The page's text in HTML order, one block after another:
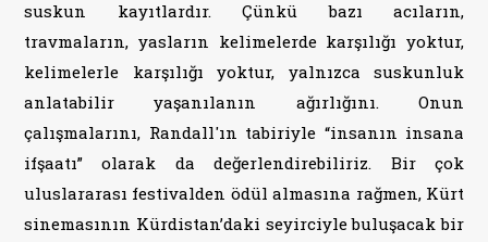
suskun kayıtlardır. Çünkü bazı acıların,
travmaların, yasların kelimelerde karşılığı yoktur,
kelimelerle karşılığı yoktur, yalnızca suskunluk
anlatabilir yaşanılanın ağırlığını. Onun
çalışmalarını, Randall'ın tabiriyle “insanın insana
ifşaatı” olarak da değerlendirebiliriz. Bir çok
uluslararası festivalden ödül almasına rağmen, Kürt
sinemasının Kürdistan’daki seyirciyle buluşacak bir